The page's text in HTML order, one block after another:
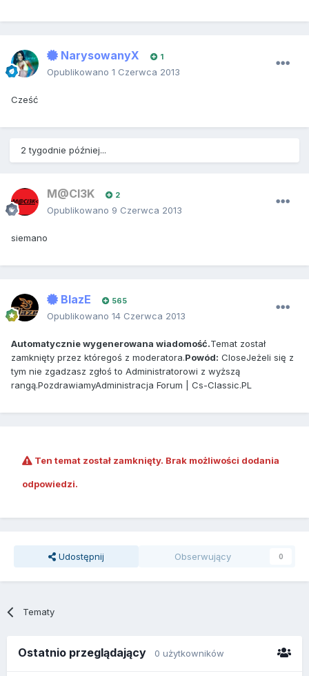
NarysowanyX 1
Opublikowano 1 Czerwca 2013
Cześć
2 tygodnie później...
M@CI3K 2
Opublikowano 9 Czerwca 2013
siemano
BlazE 565
Opublikowano 14 Czerwca 2013
Automatycznie wygenerowana wiadomość.Temat został
zamknięty przez któregoś z moderatora.Powód: CloseJeżeli się z
tym nie zgadzasz zgłoś to Administratorowi z wyższą
rangą.PozdrawiamyAdministracja Forum | Cs-Classic.PL
Ten temat został zamknięty. Brak możliwości dodania
odpowiedzi.
Udostępnij Obserwujący 0
Tematy
Ostatnio przeglądający 0 użytkowników